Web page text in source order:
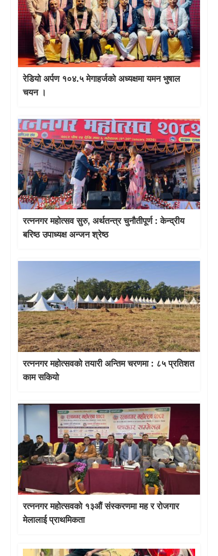
रेडियो अर्पण १०४.५ मेगाहर्जको अध्यक्षमा यमन भुषाल
चयन ।
रत्ननगर महोत्सव सुरु, अर्थतन्त्र चुनौतीपूर्ण : केन्द्रीय
बरिष्ठ उपाध्यक्ष अन्जन श्रेष्ठ
रत्ननगर महोत्सवको तयारी अन्तिम चरणमा : ८५ प्रतिशत
काम सकियो
रत्ननगर महोत्सवको १३औं संस्करणमा मह र रोजगार
मेलालाई प्राथमिकता